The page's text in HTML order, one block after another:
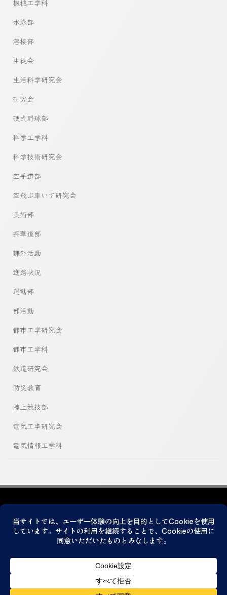
機械工学科
水泳部
溶接部
生徒会
生活科学研究会
研究会
硬式野球部
科学工学科
科学技術研究会
空手道部
空飛ぶ車いす研究会
美術部
茶華道部
課外活動
進路状況
運動部
部活動
都市工学研究会
都市工学科
鉄道研究会
防災教育
陸上競技部
電気工事研究会
電気情報工学科
© 2026 神戸市立科学技術高等学校